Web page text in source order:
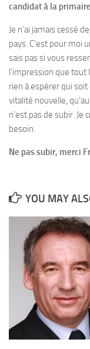
candidat à la
Je n’ai jamais cessé
pays. C’est pour moi
sais pas si vous
l’impression que tout
rien à espérer qui soit
vitalité nouvelle,
n’est pas de subir. Je
besoin.
Ne pas subir, merci
YOU MAY